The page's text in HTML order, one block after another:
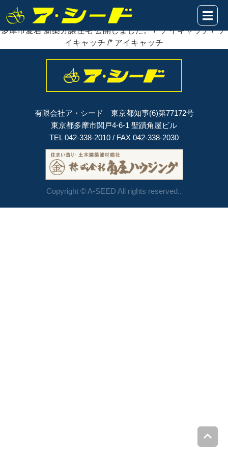
2022年02月10日
多摩市愛宕 新築分譲住宅公開
多摩市愛宕 新築分譲住宅 公開しました。 /* アイキャッチ /* ア
イキャッチ /* アイキャッチ
有限会社ア・シード 東京都知事(6)第77172号
東京都多摩市関戸4-6-1 聖蹟角屋ビル
TEL 042-338-2010 / FAX 042-338-2030
Copyright © A-SEED All rights reserved..